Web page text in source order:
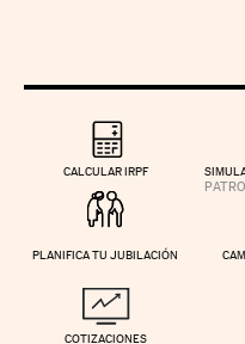
CALCULAR IRPF
PLANIFICA TU JUBILACIÓN
COTIZACIONES